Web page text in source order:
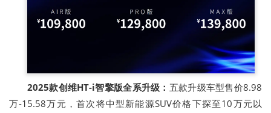
2025款创维HT-i智擎版全系升级： 五款升级车型售价8.98
万-15.58万元，首次将中型新能源SUV价格下探至10万元以